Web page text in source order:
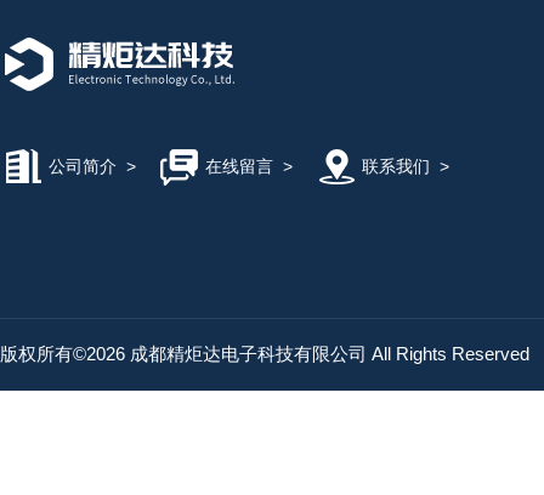
公司简介 > 在线留言> 联系我们 >
版权所有©2026 成都精炬达电子科技有限公司 All Rights Reserved